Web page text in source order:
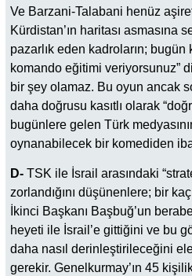
Ve Barzani-Talabani henüz
Kürdistan’ın haritası asmasına
pazarlık eden kadroların; bugün
komando eğitimi veriyorsunuz”
bir şey olamaz. Bu oyun ancak
daha doğrusu kasıtlı olarak
bugünlere gelen Türk
oynanabilecek bir komediden
D- TSK ile İsrail arasındaki
zorlandığını düşünenlere; bir
İkinci Başkanı Başbuğ’un
heyeti ile İsrail’e gittiğini ve bu
daha nasıl derinleştirileceğini ele
gerekir. Genelkurmay’ın 45